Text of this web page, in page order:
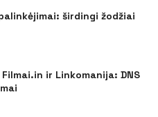
širdingi žodžiai
ir Linkomanija: DNS